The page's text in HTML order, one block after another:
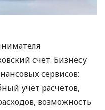
счет. Бизнесу
сервисов:
учет расчетов,
возможность